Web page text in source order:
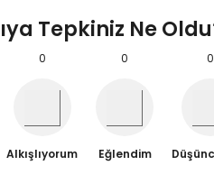
Tepkiniz Ne
0
Alkışlıyorum
0
Eğlendim
0